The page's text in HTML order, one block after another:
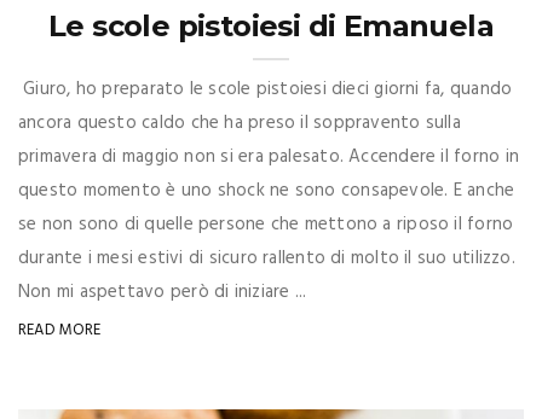
Le scole pistoiesi di Emanuela
Giuro, ho preparato le scole pistoiesi dieci giorni fa, quando
ancora questo caldo che ha preso il soppravento sulla
primavera di maggio non si era palesato. Accendere il forno in
questo momento è uno shock ne sono consapevole. E anche
se non sono di quelle persone che mettono a riposo il forno
durante i mesi estivi di sicuro rallento di molto il suo utilizzo.
Non mi aspettavo però di iniziare ...
READ MORE